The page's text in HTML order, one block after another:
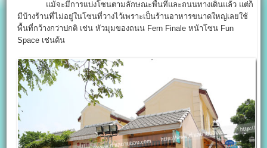
แม้จะมีการแบ่งโซนตามลักษณะพื้นที่และถนนทางเดินแล้ว แต่ก็
มีบ้างร้านที่ไม่อยู่ในโซนที่วางไว้เพราะเป็นร้านอาหารขนาดใหญ่เลยใช้
พื้นที่กว้างกว่าปกติ เช่น หัวมุมของถนน Fern Finale หน้าโซน Fun
Space เช่นต้น